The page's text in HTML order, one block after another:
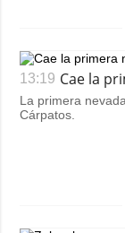
13:19 Cae la
La primera
Cárpatos.